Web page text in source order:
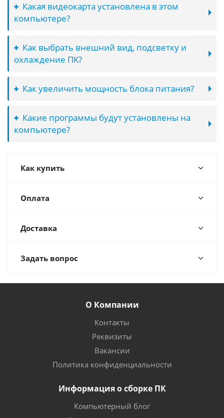
Какая видеокарта установлена в этом
компьютере?
Как выбрать внешний вид, подсветку и
охлаждение ПК?
Как увеличить мощность блока питания?
Какие программы будут установлены на
компьютере?
Как купить
Оплата
Доставка
Задать вопрос
О Компании
Контакты
Реквизиты
Вакансии
Политика конфиденциальности
Информация о сборке ПК
Компьютерный блог